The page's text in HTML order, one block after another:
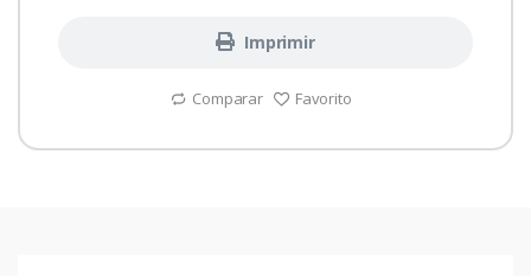
Imprimir
Comparar Favorito